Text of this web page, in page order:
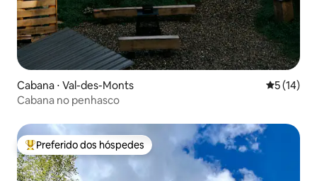
Cabana ⋅ Val-des-Monts 5 de uma
5 (14)
Cabana no penhasco
Entre os melhores preferidos dos hóspedes
Preferido dos hóspedes